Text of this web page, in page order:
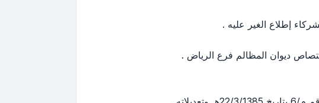
إطلاع الغير عليه .
ديوان المظالم فرع الرياض .